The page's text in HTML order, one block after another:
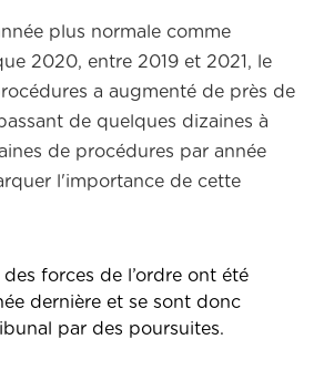
plus normale comme
2020, entre 2019 et 2021, le
a augmenté de près de
de quelques dizaines à
de procédures par année
l'importance de cette
forces de l’ordre ont été
dernière et se sont donc
par des poursuites.